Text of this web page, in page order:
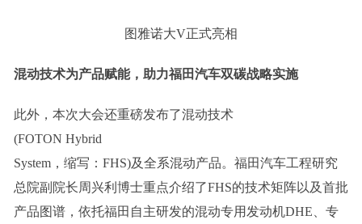
图雅诺大V正式亮相
混动技术为产品赋能，助力福田汽车双碳战略实施
此外，本次大会还重磅发布了混动技术
(FOTON Hybrid
System，缩写：FHS)及全系混动产品。福田汽车工程研究
总院副院长周兴利博士重点介绍了FHS的技术矩阵以及首批
产品图谱，依托福田自主研发的混动专用发动机DHE、专